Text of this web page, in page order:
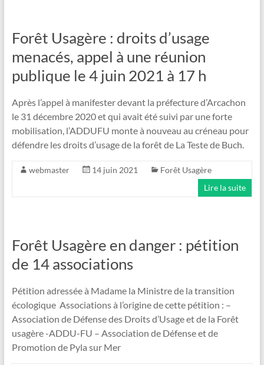
Forêt Usagère : droits d’usage
menacés, appel à une réunion
publique le 4 juin 2021 à 17 h
Après l’appel à manifester devant la préfecture d’Arcachon
le 31 décembre 2020 et qui avait été suivi par une forte
mobilisation, l’ADDUFU monte à nouveau au créneau pour
défendre les droits d’usage de la forêt de La Teste de Buch.
webmaster 14 juin 2021
Forêt Usagère
Lire la suite
Forêt Usagère en danger : pétition
de 14 associations
Pétition adressée à Madame la Ministre de la transition
écologique Associations à l’origine de cette pétition : –
Association de Défense des Droits d’Usage et de la Forêt
usagère -ADDU-FU – Association de Défense et de
Promotion de Pyla sur Mer